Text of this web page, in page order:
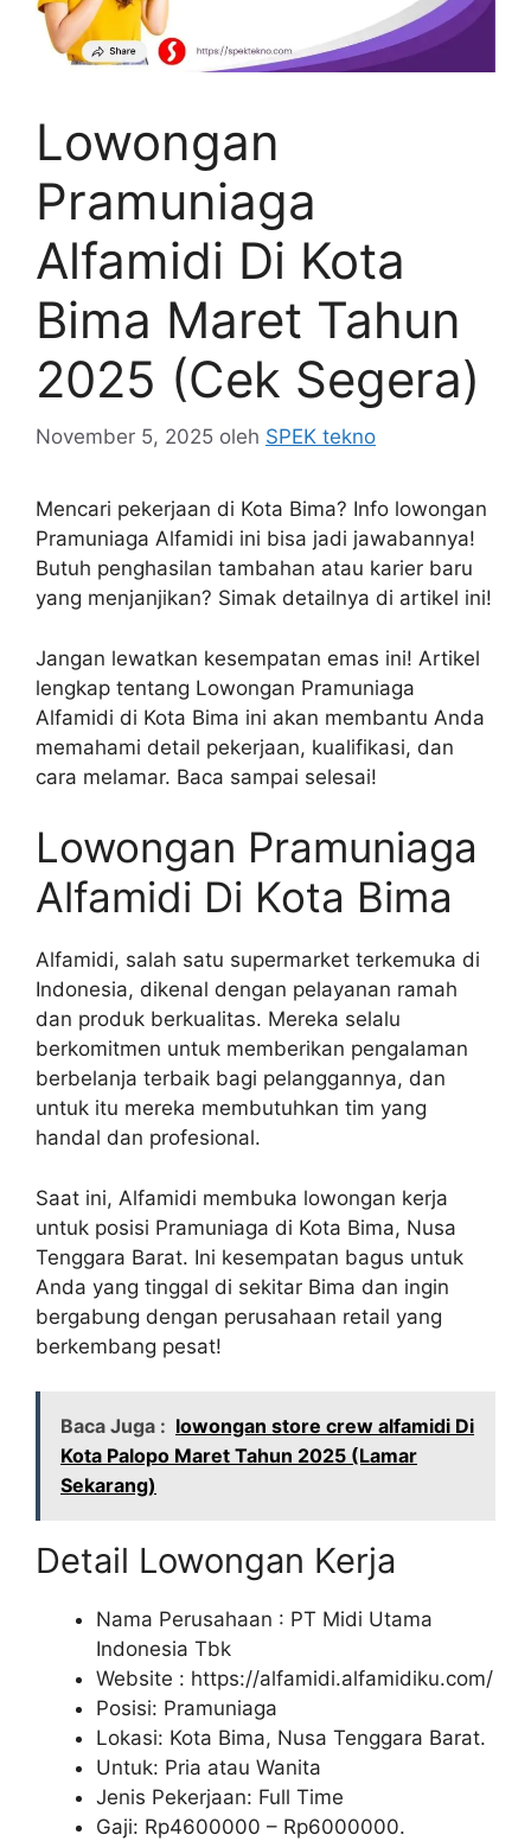
Lowongan
Pramuniaga
Alfamidi Di Kota
Bima Maret Tahun
2025 (Cek Segera)
November 5, 2025 oleh SPEK tekno
Mencari pekerjaan di Kota Bima? Info lowongan
Pramuniaga Alfamidi ini bisa jadi jawabannya!
Butuh penghasilan tambahan atau karier baru
yang menjanjikan? Simak detailnya di artikel ini!
Jangan lewatkan kesempatan emas ini! Artikel
lengkap tentang Lowongan Pramuniaga
Alfamidi di Kota Bima ini akan membantu Anda
memahami detail pekerjaan, kualifikasi, dan
cara melamar. Baca sampai selesai!
Lowongan Pramuniaga
Alfamidi Di Kota Bima
Alfamidi, salah satu supermarket terkemuka di
Indonesia, dikenal dengan pelayanan ramah
dan produk berkualitas. Mereka selalu
berkomitmen untuk memberikan pengalaman
berbelanja terbaik bagi pelanggannya, dan
untuk itu mereka membutuhkan tim yang
handal dan profesional.
Saat ini, Alfamidi membuka lowongan kerja
untuk posisi Pramuniaga di Kota Bima, Nusa
Tenggara Barat. Ini kesempatan bagus untuk
Anda yang tinggal di sekitar Bima dan ingin
bergabung dengan perusahaan retail yang
berkembang pesat!
Baca Juga : lowongan store crew alfamidi Di
Kota Palopo Maret Tahun 2025 (Lamar
Sekarang)
Detail Lowongan Kerja
Nama Perusahaan : PT Midi Utama
Indonesia Tbk
Website : https://alfamidi.alfamidiku.com/
Posisi: Pramuniaga
Lokasi: Kota Bima, Nusa Tenggara Barat.
Untuk: Pria atau Wanita
Jenis Pekerjaan: Full Time
Gaji: Rp4600000 – Rp6000000.